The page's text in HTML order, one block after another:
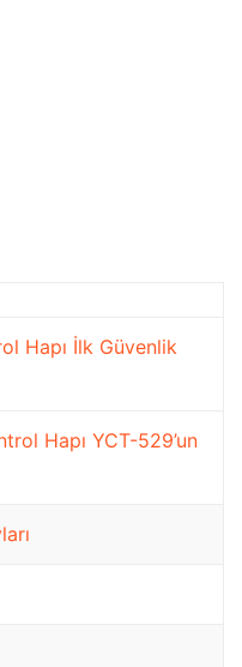
Hapı İlk Güvenlik
Hapı YCT-529’un